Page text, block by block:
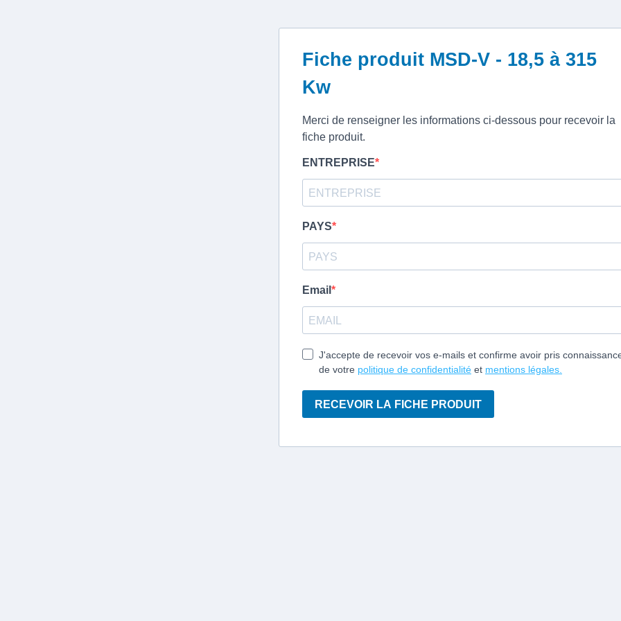
Fiche produit MSD-V - 18,5 à 315
Kw
Merci de renseigner les informations ci-dessous pour recevoir la
fiche produit.
ENTREPRISE
PAYS
Email
J'accepte de recevoir vos e-mails et confirme avoir pris
de votre politique de confidentialité et mentions légales.
RECEVOIR LA FICHE PRODUIT